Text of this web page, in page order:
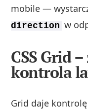
mobile —
direction w
CSS Grid
kontrola
Grid daje